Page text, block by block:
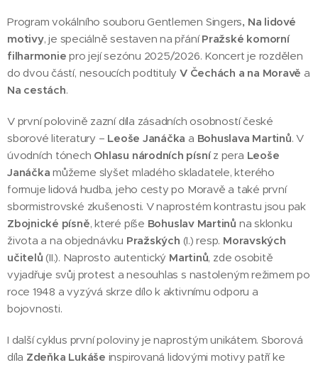
Program vokálního souboru Gentlemen Singers, Na lidové
motivy, je speciálně sestaven na přáníPražské komorní
filharmonie pro její sezónu 2025/2026. Koncert je rozdělen
do dvou částí, nesoucích podtitulyV Čechách a na Moravě a
Na cestách.
V první polovině zazní díla zásadních osobností české
sborové literatury ­­– Leoše Janáčka a Bohuslava Martinů. V
úvodních tónech Ohlasu národních písníz pera Leoše
Janáčka můžeme slyšet mladého skladatele, kterého
formuje lidová hudba, jeho cesty po Moravě a také první
sbormistrovské zkušenosti. V naprostém kontrastu jsou pak
Zbojnické písně, které píše Bohuslav Martinů na sklonku
života a na objednávku Pražských (I.) resp. Moravských
učitelů (II.). Naprosto autentický Martinů, zde osobitě
vyjadřuje svůj protest a nesouhlas s nastoleným režimem po
roce 1948 a vyzývá skrze dílo k aktivnímu odporu a
bojovnosti.
I další cyklus první poloviny je naprostým unikátem. Sborová
díla Zdeňka Lukáše inspirovaná lidovými motivy patří ke